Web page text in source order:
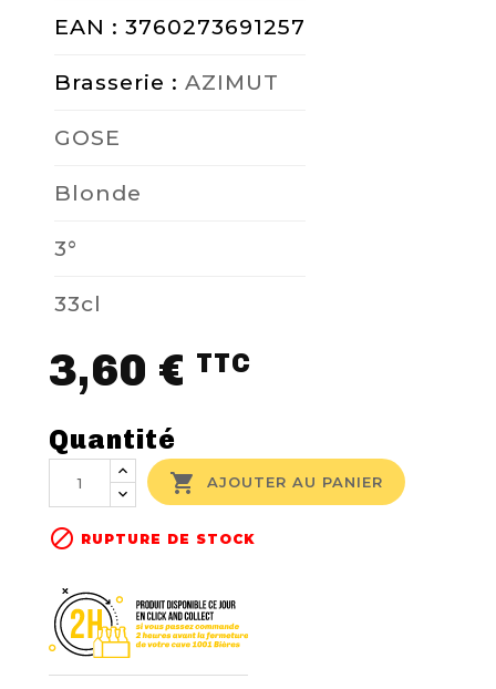
EAN : 3760273691257
Brasserie :AZIMUT
GOSE
Blonde
3°
33cl
3,60 € TTC
Quantité
 AJOUTER AU PANIER
 RUPTURE DE STOCK